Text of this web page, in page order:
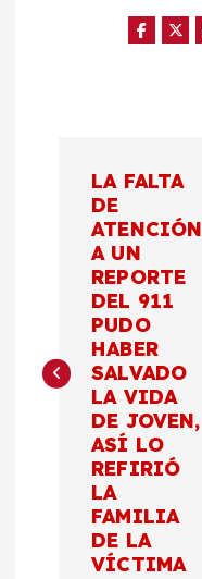
g
LA FALTA
DE
ATENCIÓN
A UN
REPORTE
DEL 911
PUDO
HABER
SALVADO
LA VIDA
DE JOVEN,
ASÍ LO
REFIRIÓ
LA
FAMILIA
DE LA
VÍCTIMA